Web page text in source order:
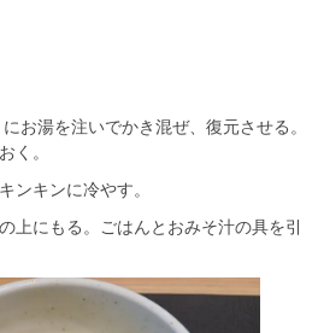
お湯を注いでかき混ぜ、復元させる。
く。
ンキンに冷やす。
上にもる。ごはんとおみそ汁の具を引